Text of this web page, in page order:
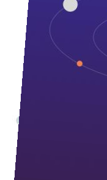
10月1日，三峡
100余名师生与
学院对大家回母